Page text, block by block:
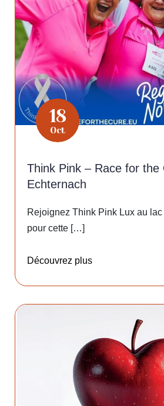
18
Oct
Think Pink – Race for the
Echternach
Rejoignez Think Pink Lux au lac
pour cette […]
Découvrez plus